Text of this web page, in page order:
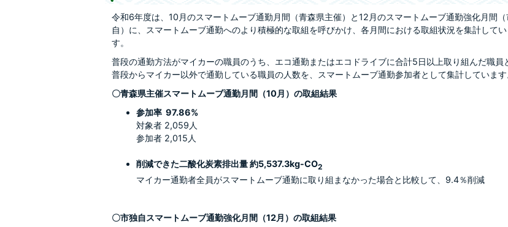
令和6年度は、10月のスマートムーブ通勤月間（青森県主催）と12月のスマートムーブ通勤強化月間（
自）に、スマートムーブ通勤へのより積極的な取組を呼びかけ、各月間における取組状況を集計してい
す。
普段の通勤方法がマイカーの職員のうち、エコ通勤またはエコドライブに合計5日以上取り組んだ職員
普段からマイカー以外で通勤している職員の人数を、スマートムーブ通勤参加者として集計しています
〇青森県主催スマートムーブ通勤月間（10月）の取組結果
参加率 97.86%
対象者 2,059人
参加者 2,015人
削減できた二酸化炭素排出量 約5,537.3kg-CO2
マイカー通勤者全員がスマートムーブ通勤に取り組まなかった場合と比較して、9.4％削減
〇市独自スマートムーブ通勤強化月間（12月）の取組結果